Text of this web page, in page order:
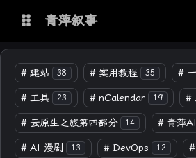
博客
青萍 AI 图床 青萍 AI 视频
青萍 AI 电商 青萍 AI 语音
青萍叙事
# 建站 38 # 实用教程 35 #
# 工具 23 # nCalendar 19 #
# 云原生之旅第四部分 14 # 青萍
# AI 漫剧 13 # DevOps 12 #